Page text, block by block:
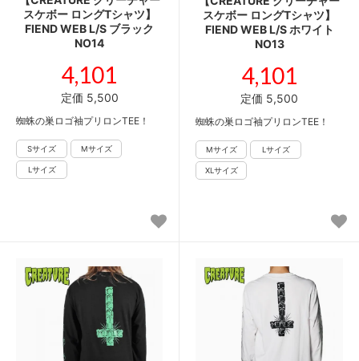
スケボー ロングTシャツ】
FIEND WEB L/S ブラック
NO14
4,101
定価 5,500
蜘蛛の巣ロゴ袖プリロンTEE！
スケボー ロングTシャツ】
FIEND WEB L/S ホワイト
NO13
4,101
定価 5,500
蜘蛛の巣ロゴ袖プリロンTEE！